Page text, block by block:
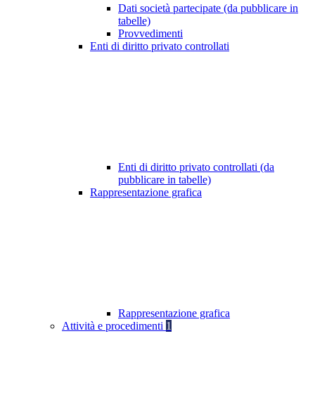
Dati società partecipate (da pubblicare in
tabelle)
Provvedimenti
Enti di diritto privato controllati
Enti di diritto privato controllati (da
pubblicare in tabelle)
Rappresentazione grafica
Rappresentazione grafica
Attività e procedimenti 1